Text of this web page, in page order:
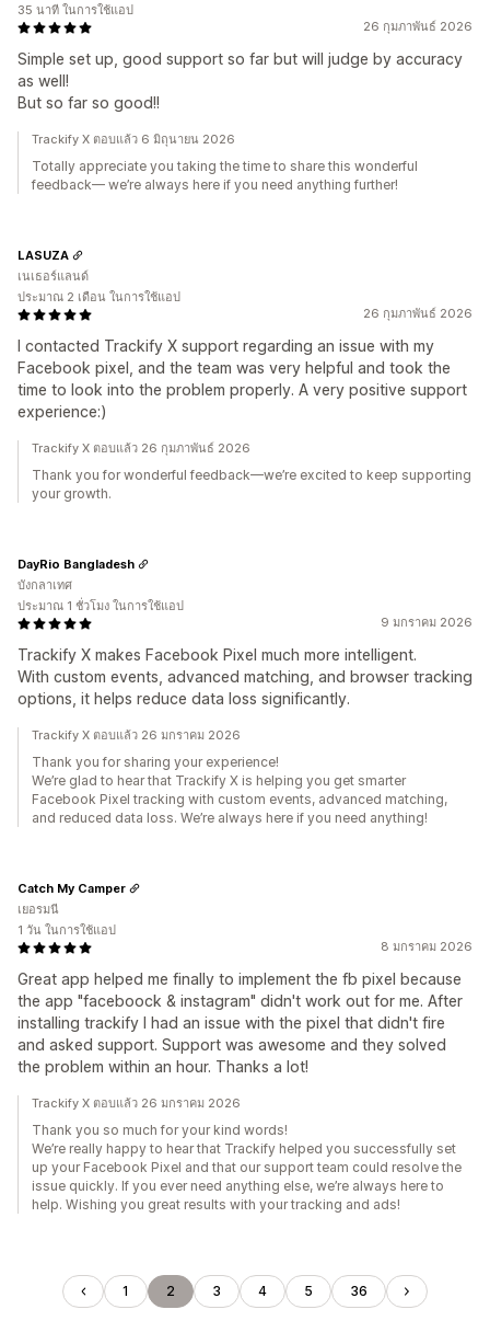
26 กุมภาพันธ์ 2026
Simple set up, good support so far but will judge by accuracy
as well!
But so far so good!!
35 นาที ในการใช้แอป
Trackify X ตอบแล้ว 6 มิถุนายน 2026
Totally appreciate you taking the time to share this wonderful
feedback— we’re always here if you need anything further!
26 กุมภาพันธ์ 2026
I contacted Trackify X support regarding an issue with my
Facebook pixel, and the team was very helpful and took the
time to look into the problem properly. A very positive support
experience:)
LASUZA
เนเธอร์แลนด์
ประมาณ 2 เดือน ในการใช้แอป
Trackify X ตอบแล้ว 26 กุมภาพันธ์ 2026
Thank you for wonderful feedback—we’re excited to keep supporting
your growth.
9 มกราคม 2026
Trackify X makes Facebook Pixel much more intelligent.
With custom events, advanced matching, and browser tracking
options, it helps reduce data loss significantly.
DayRio Bangladesh
บังกลาเทศ
ประมาณ 1 ชั่วโมง ในการใช้แอป
Trackify X ตอบแล้ว 26 มกราคม 2026
Thank you for sharing your experience!
We’re glad to hear that Trackify X is helping you get smarter
Facebook Pixel tracking with custom events, advanced matching,
and reduced data loss. We’re always here if you need anything!
8 มกราคม 2026
Great app helped me finally to implement the fb pixel because
the app "faceboock & instagram" didn't work out for me. After
installing trackify I had an issue with the pixel that didn't fire
and asked support. Support was awesome and they solved
the problem within an hour. Thanks a lot!
Catch My Camper
เยอรมนี
1 วัน ในการใช้แอป
Trackify X ตอบแล้ว 26 มกราคม 2026
Thank you so much for your kind words!
We’re really happy to hear that Trackify helped you successfully set
up your Facebook Pixel and that our support team could resolve the
issue quickly. If you ever need anything else, we’re always here to
help. Wishing you great results with your tracking and ads!
1 2 3 4 5 36